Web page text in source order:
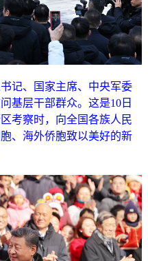
记、国家主席、中央军委
基层干部群众。这是10日
考察时，向全国各族人民
、海外侨胞致以美好的新